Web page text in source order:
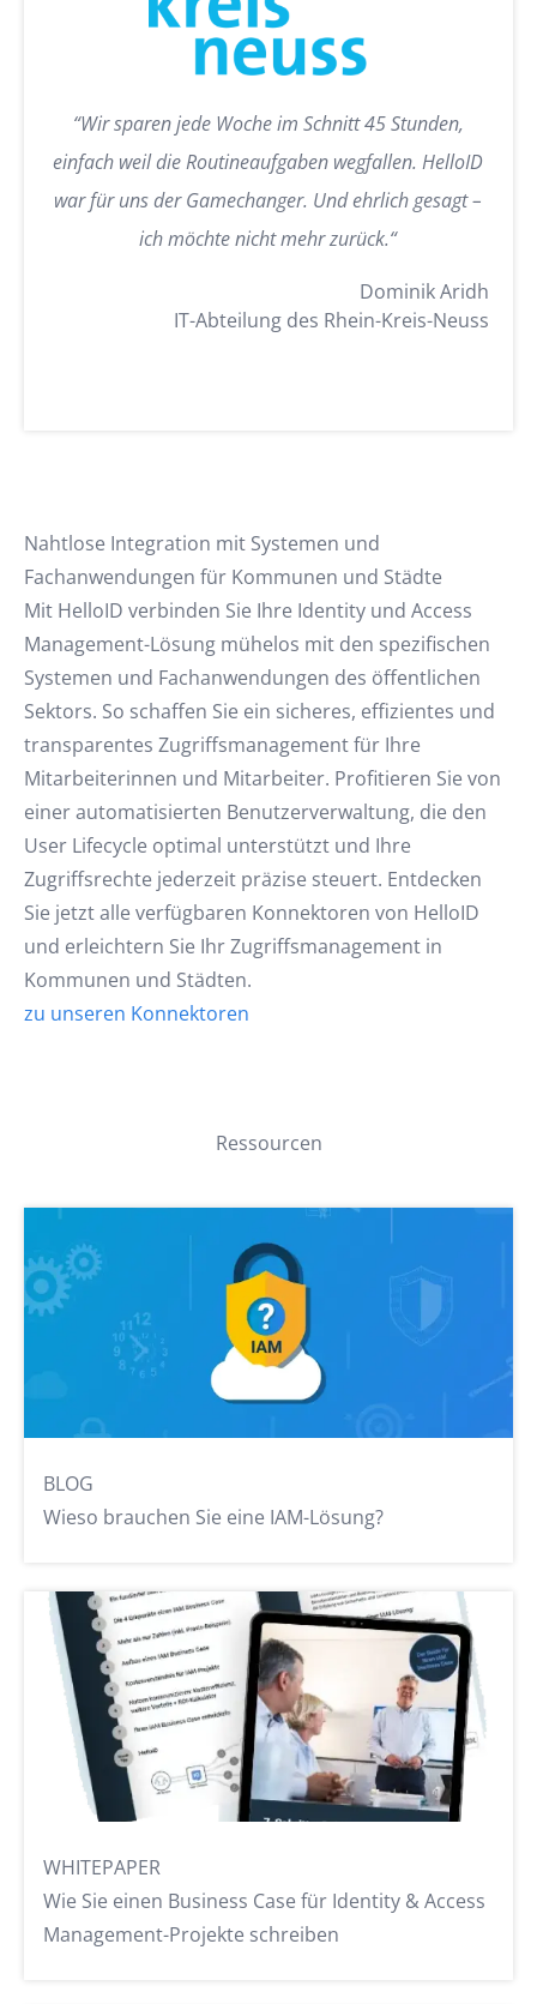
“Wir sparen jede Woche im Schnitt 45 Stunden,
einfach weil die Routineaufgaben wegfallen. HelloID
war für uns der Gamechanger. Und ehrlich gesagt –
ich möchte nicht mehr zurück.“
Dominik Aridh
IT-Abteilung des Rhein-Kreis-Neuss
Nahtlose Integration mit Systemen und
Fachanwendungen für Kommunen und Städte
Mit HelloID verbinden Sie Ihre Identity und Access
Management-Lösung mühelos mit den spezifischen
Systemen und Fachanwendungen des öffentlichen
Sektors. So schaffen Sie ein sicheres, effizientes und
transparentes Zugriffsmanagement für Ihre
Mitarbeiterinnen und Mitarbeiter. Profitieren Sie von
einer automatisierten Benutzerverwaltung, die den
User Lifecycle optimal unterstützt und Ihre
Zugriffsrechte jederzeit präzise steuert. Entdecken
Sie jetzt alle verfügbaren Konnektoren von HelloID
und erleichtern Sie Ihr Zugriffsmanagement in
Kommunen und Städten.
zu unseren Konnektoren
Ressourcen
BLOG
Wieso brauchen Sie eine IAM-Lösung?
WHITEPAPER
Wie Sie einen Business Case für Identity & Access
Management-Projekte schreiben